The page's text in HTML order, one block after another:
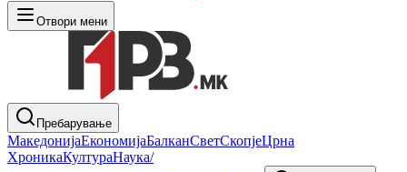
Отвори мени
Пребарување
МакедонијаЕкономијаБалканСветСкопјеЦрна
ХроникаКултураНаука/